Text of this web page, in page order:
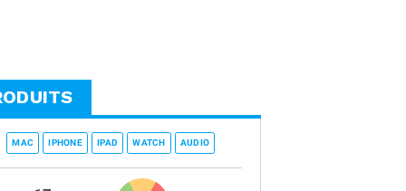
MAC IPHONE IPAD WATCH AUDIO